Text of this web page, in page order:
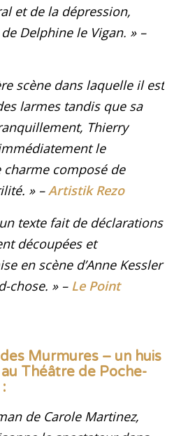
et de la dépression,
Delphine le Vigan. » –
scène dans laquelle il est
larmes tandis que sa
Thierry
le
composé de
. » –Artistik Rezo
texte fait de déclarations
découpées et
en scène d’Anne Kessler
chose. » – Le Point
Murmures – un huis
Théâtre de Poche-
de Carole Martinez,